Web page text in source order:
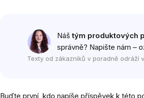
Náštým produktových
správně? Napište nám –
Texty od zákazníků v poradně odráží
Buďte první, kdo napíše příspěvek k této